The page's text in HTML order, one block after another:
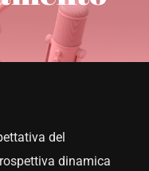
del
dinamica